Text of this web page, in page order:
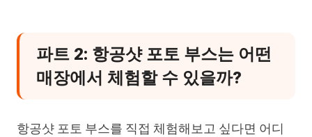
파트 2: 항공샷 포토 부스는 어떤
매장에서 체험할 수 있을까?
항공샷 포토 부스를 직접 체험해보고 싶다면 어디